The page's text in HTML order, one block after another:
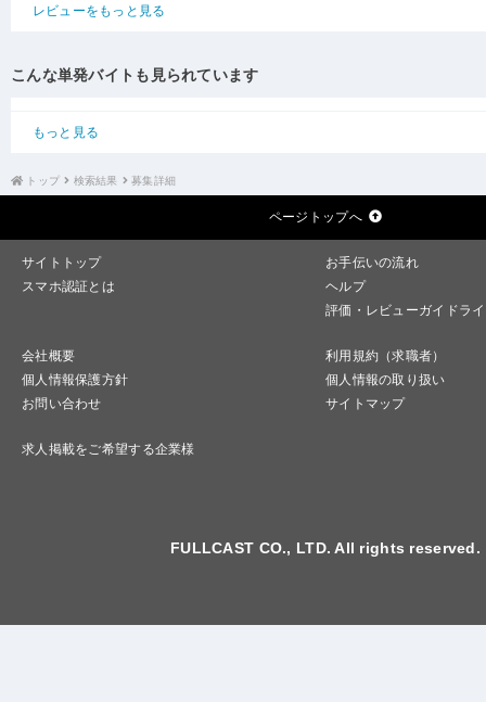
レビューをもっと見る
こんな単発バイトも見られています
もっと見る
トップ 検索結果 募集詳細
ページトップへ
サイトトップ
お手伝いの流れ
スマホ認証とは
ヘルプ
評価・レビューガイドラ
会社概要
利用規約（求職者）
個人情報保護方針
個人情報の取り扱い
お問い合わせ
サイトマップ
求人掲載をご希望する企業様
FULLCAST CO., LTD. All rights reserved.